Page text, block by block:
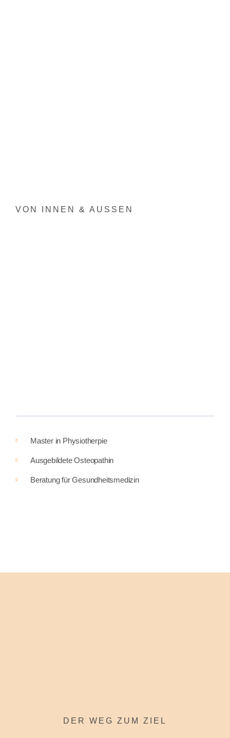
VON INNEN & AUSSEN
Master in Physiotherpie
Ausgebildete Osteopathin
Beratung für Gesundheitsmedizin
DER WEG ZUM ZIEL